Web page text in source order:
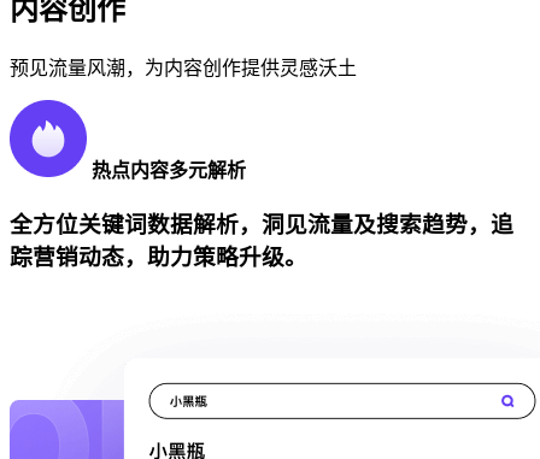
内容创作
预见流量风潮，为内容创作提供灵感沃土
热点内容多元解析
全方位关键词数据解析，洞见流量及搜索趋势，追
踪营销动态，助力策略升级。